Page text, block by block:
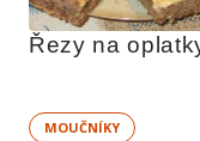
Řezy na
MOUČNÍKY